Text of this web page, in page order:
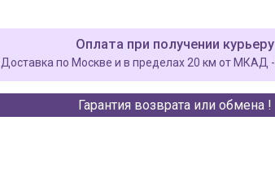
Оплата при получении курьеру
Доставка по Москве и в пределах 20 км от МКАД -
Гарантия возврата или обмена !